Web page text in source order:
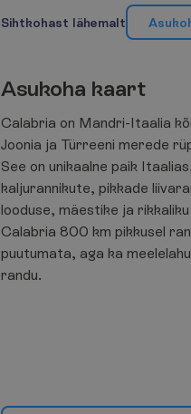
Sihtkohast lähemalt Asuko
Asukoha kaart
Calabria on Mandri-Itaalia
Joonia ja Türreeni merede
See on unikaalne paik
kaljurannikute, pikkade
looduse, mäestike ja
Calabria 800 km pikkusel
puutumata, aga ka
randu.